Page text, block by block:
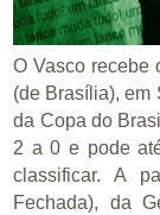
O Vasco recebe
(de Brasília), em
da Copa do
2 a 0 e pode
classificar. A
Fechada), da